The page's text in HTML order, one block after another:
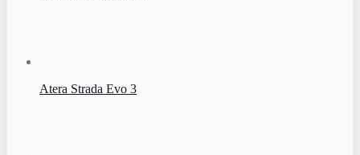
Atera Strada Evo 3